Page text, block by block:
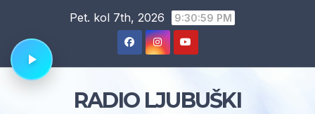
content
Pet. kol 7th, 2026 9:30:59 PM
RADIO LJUBUŠKI